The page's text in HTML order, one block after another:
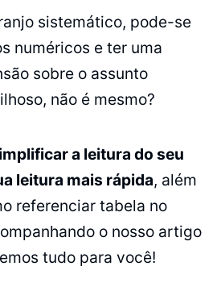
sistemático, pode-se
numéricos e ter uma
sobre o assunto
não é mesmo?
a leitura do seu
leitura mais rápida, além
referenciar tabela no
o nosso artigo
tudo para você!